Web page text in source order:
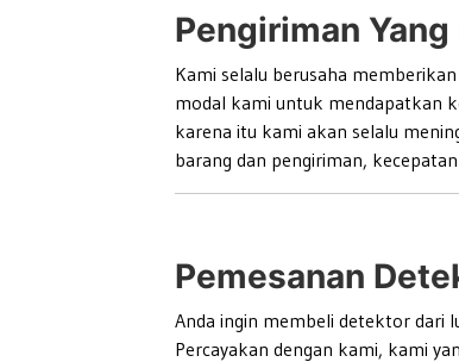
Pengiriman
Kami selalu berusaha
modal kami untuk mendapatkan
karena itu kami akan selalu
barang dan pengiriman,
Pemesanan
Anda ingin membeli detektor dari
Percayakan dengan kami, kami